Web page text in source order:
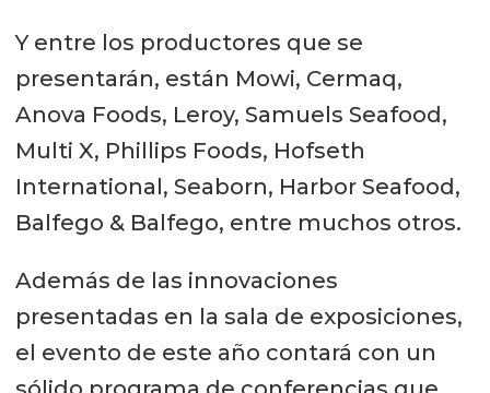
Y entre los productores que se
presentarán, están Mowi, Cermaq,
Anova Foods, Leroy, Samuels Seafood,
Multi X, Phillips Foods, Hofseth
International, Seaborn, Harbor Seafood,
Balfego & Balfego, entre muchos otros.
Además de las innovaciones
presentadas en la sala de exposiciones,
el evento de este año contará con un